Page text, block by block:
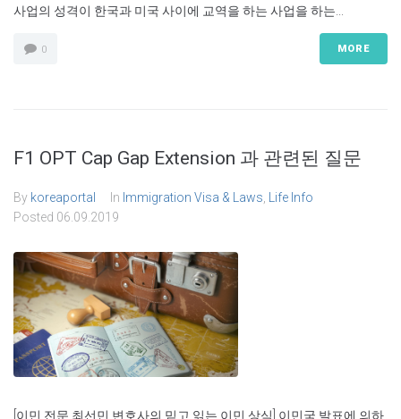
사업의 성격이 한국과 미국 사이에 교역을 하는 사업을 하는...
0 MORE
F1 OPT Cap Gap Extension 과 관련된 질문
By koreaportal In Immigration Visa & Laws, Life Info
Posted 06.09.2019
[이민 전문 최선민 변호사의 믿고 읽는 이민 상식] 이민국 발표에 의하